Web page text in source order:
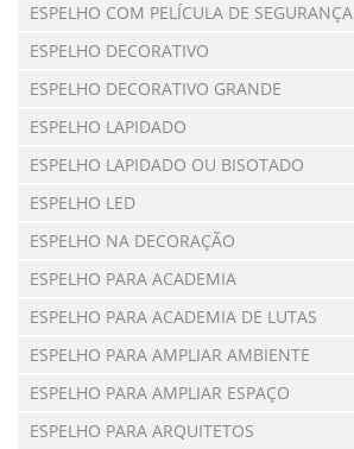
ESPELHO COM PELÍCULA DE SEGURANÇA
ESPELHO DECORATIVO
ESPELHO DECORATIVO GRANDE
ESPELHO LAPIDADO
ESPELHO LAPIDADO OU BISOTADO
ESPELHO LED
ESPELHO NA DECORAÇÃO
ESPELHO PARA ACADEMIA
ESPELHO PARA ACADEMIA DE LUTAS
ESPELHO PARA AMPLIAR AMBIENTE
ESPELHO PARA AMPLIAR ESPAÇO
ESPELHO PARA ARQUITETOS